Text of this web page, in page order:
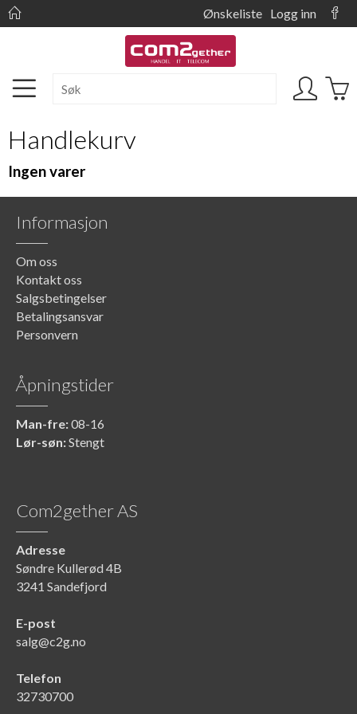
Ønskeliste Logg inn
Handlekurv
Ingen varer
Informasjon
Om oss
Kontakt oss
Salgsbetingelser
Betalingsansvar
Personvern
Åpningstider
Man-fre:08-16
Lør-søn:Stengt
Com2gether AS
Adresse
Søndre Kullerød 4B
3241 Sandefjord
E-post
salg@c2g.no
Telefon
32730700